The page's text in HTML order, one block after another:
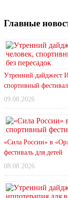
Главные
Утренний дайджест
спортивный
09.08.2026
«Сила России» в
фестиваль для детей
08.08.2026